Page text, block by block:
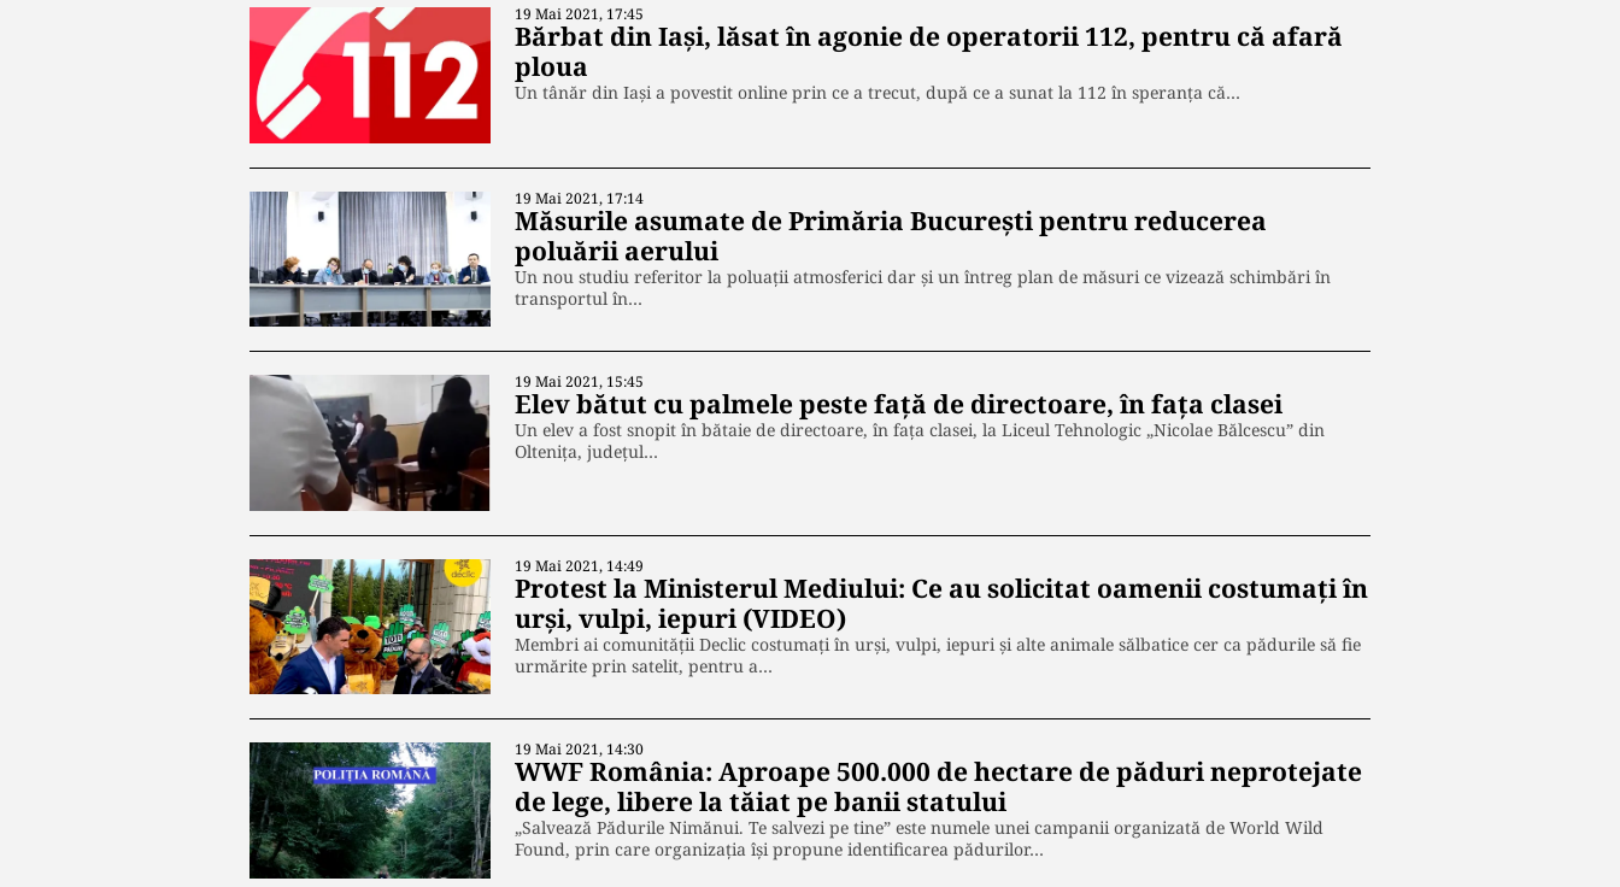
19 Mai 2021, 17:45
Bărbat din Iași, lăsat în agonie de operatorii 112, pentru că afară
ploua
Un tânăr din Iași a povestit online prin ce a trecut, după ce a sunat la 112 în speranța că…
19 Mai 2021, 17:14
Măsurile asumate de Primăria București pentru reducerea
poluării aerului
Un nou studiu referitor la poluații atmosferici dar și un întreg plan de măsuri ce vizează schimbări în
transportul în…
19 Mai 2021, 15:45
Elev bătut cu palmele peste față de directoare, în faţa clasei
Un elev a fost snopit în bătaie de directoare, în faţa clasei, la Liceul Tehnologic „Nicolae Bălcescu” din
Olteniţa, judeţul…
19 Mai 2021, 14:49
Protest la Ministerul Mediului: Ce au solicitat oamenii costumați în
urşi, vulpi, iepuri (VIDEO)
Membri ai comunității Declic costumați în urşi, vulpi, iepuri şi alte animale sălbatice cer ca pădurile să fie
urmărite prin satelit, pentru a…
19 Mai 2021, 14:30
WWF România: Aproape 500.000 de hectare de păduri neprotejate
de lege, libere la tăiat pe banii statului
„Salvează Pădurile Nimănui. Te salvezi pe tine” este numele unei campanii organizată de World Wild
Found, prin care organizația își propune identificarea pădurilor…